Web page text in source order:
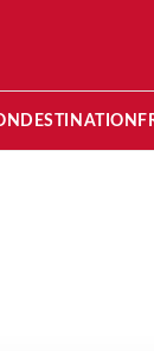
DESTINATION